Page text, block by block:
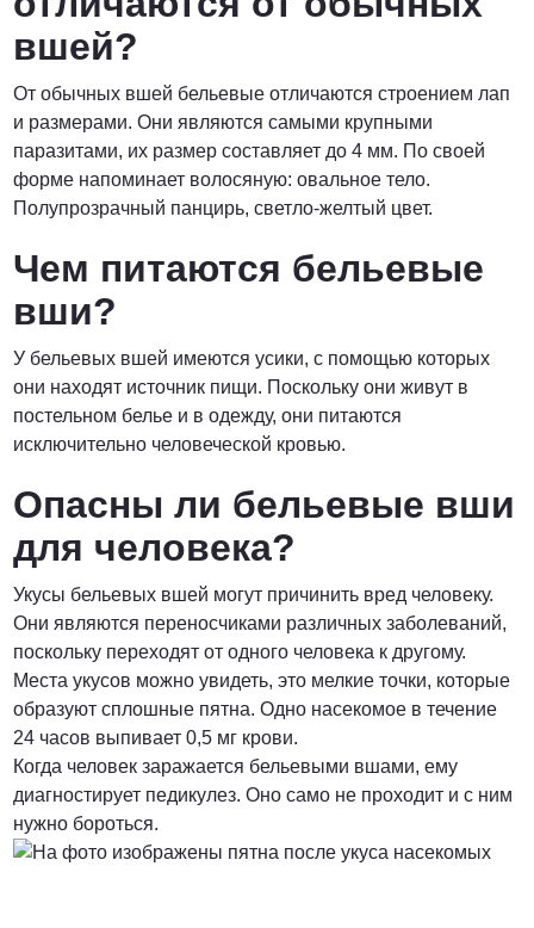
вшей?
От обычных вшей бельевые отличаются строением лап
и размерами. Они являются самыми крупными
паразитами, их размер составляет до 4 мм. По своей
форме напоминает волосяную: овальное тело.
Полупрозрачный панцирь, светло-желтый цвет.
Чем питаются бельевые
вши?
У бельевых вшей имеются усики, с помощью которых
они находят источник пищи. Поскольку они живут в
постельном белье и в одежду, они питаются
исключительно человеческой кровью.
Опасны ли бельевые вши
для человека?
Укусы бельевых вшей могут причинить вред человеку.
Они являются переносчиками различных заболеваний,
поскольку переходят от одного человека к другому.
Места укусов можно увидеть, это мелкие точки, которые
образуют сплошные пятна. Одно насекомое в течение
24 часов выпивает 0,5 мг крови.
Когда человек заражается бельевыми вшами, ему
диагностирует педикулез. Оно само не проходит и с ним
нужно бороться.